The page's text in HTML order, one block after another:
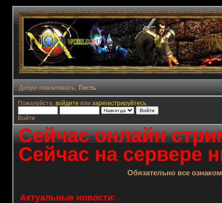
Добро пожаловать, Гость
Пожалуйста, войдите или зарегистрируйтесь.
Войти
Сейчас онлайн
Сейчас на сервере
Обязательно все
Актуальные новости: